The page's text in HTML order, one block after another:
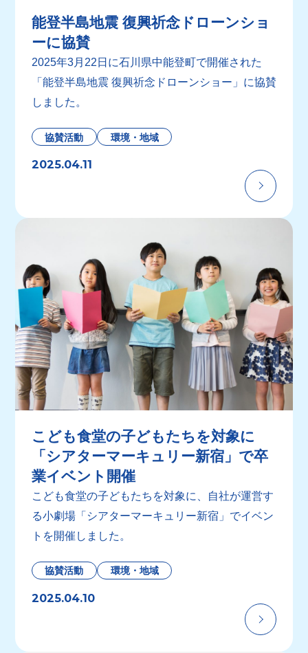
能登半島地震 復興祈念ドローンショ
ーに協賛
2025年3月22日に石川県中能登町で開催された
「能登半島地震 復興祈念ドローンショー」に協賛
しました。
協賛活動 環境・地域
2025.04.11
こども食堂の子どもたちを対象に
「シアターマーキュリー新宿」で卒
業イベント開催
こども食堂の子どもたちを対象に、自社が運営す
る小劇場「シアターマーキュリー新宿」でイベン
トを開催しました。
協賛活動 環境・地域
2025.04.10